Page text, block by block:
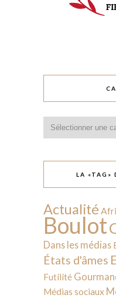
LA «TAG»
Actualité
Boulot
Dans les médias
États d'âmes
Futilité
Médias sociaux